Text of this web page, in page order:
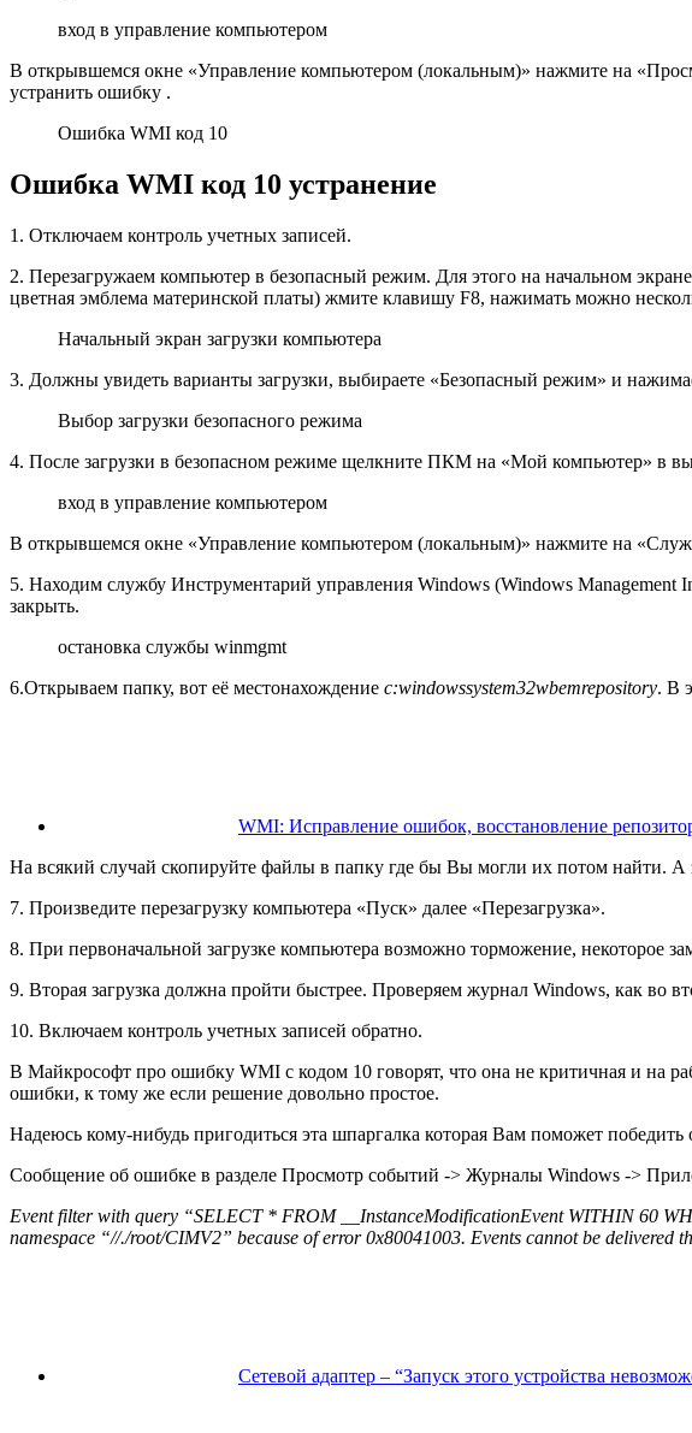
вход в управление компьютером
В открывшемся окне «Управление компьютером (локальным)» нажмите на
устранить ошибку .
Ошибка WMI код 10
Ошибка WMI код 10 устранение
1. Отключаем контроль учетных записей.
2. Перезагружаем компьютер в безопасный режим. Для этого на начальном
цветная эмблема материнской платы) жмите клавишу F8, нажимать можно
Начальный экран загрузки компьютера
3. Должны увидеть варианты загрузки, выбираете «Безопасный режим» и
Выбор загрузки безопасного режима
4. После загрузки в безопасном режиме щелкните ПКМ на «Мой компьютер»
вход в управление компьютером
В открывшемся окне «Управление компьютером (локальным)» нажмите на
5. Находим службу Инструментарий управления Windows (Windows Management
закрыть.
остановка службы winmgmt
6.Открываем папку, вот её местонахождение c:windowssystem32wbemrepository. В
WMI: Исправление ошибок, восстановление
На всякий случай скопируйте файлы в папку где бы Вы могли их потом найти. А
7. Произведите перезагрузку компьютера «Пуск» далее «Перезагрузка».
8. При первоначальной загрузке компьютера возможно торможение, некоторое
9. Вторая загрузка должна пройти быстрее. Проверяем журнал Windows, как во
10. Включаем контроль учетных записей обратно.
В Майкрософт про ошибку WMI c кодом 10 говорят, что она не критичная и на
ошибки, к тому же если решение довольно простое.
Надеюсь кому-нибудь пригодиться эта шпаргалка которая Вам поможет
Сообщение об ошибке в разделе Просмотр событий -> Журналы Windows ->
Event filter with query “SELECT * FROM __InstanceModificationEvent WITHIN 60
namespace “//./root/CIMV2” because of error 0x80041003. Events cannot be delivered
Сетевой адаптер – “Запуск этого устройства